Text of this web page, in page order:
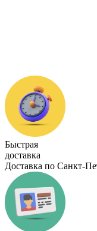
Быстрая
доставка
Доставка по Санкт-